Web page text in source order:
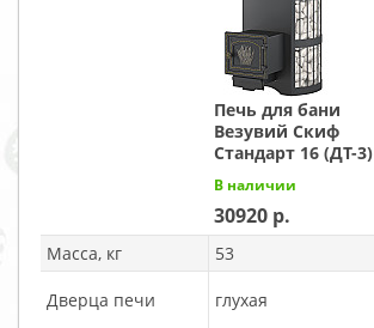
Печь для бани
Везувий Скиф
Стандарт 16 (ДТ-3)
В наличии
30920
Масса, кг 53
Дверца печи глухая